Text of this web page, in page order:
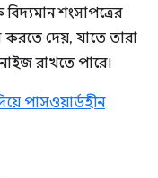
শংসাপত্রের
করতে দেয়, যাতে তারা
রাখতে পারে।
পাসওয়ার্ডহীন